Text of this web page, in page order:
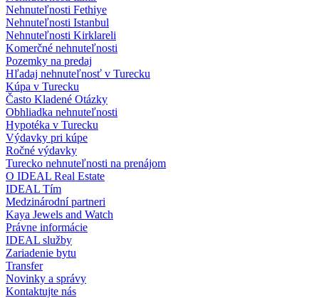
Nehnuteľnosti Fethiye
Nehnuteľnosti Istanbul
Nehnuteľnosti Kirklareli
Komerčné nehnuteľnosti
Pozemky na predaj
Hľadaj nehnuteľnosť v Turecku
Kúpa v Turecku
Často Kladené Otázky
Obhliadka nehnuteľnosti
Hypotéka v Turecku
Výdavky pri kúpe
Ročné výdavky
Turecko nehnuteľnosti na prenájom
O IDEAL Real Estate
IDEAL Tím
Medzinárodní partneri
Kaya Jewels and Watch
Právne informácie
IDEAL služby
Zariadenie bytu
Transfer
Novinky a správy
Kontaktujte nás